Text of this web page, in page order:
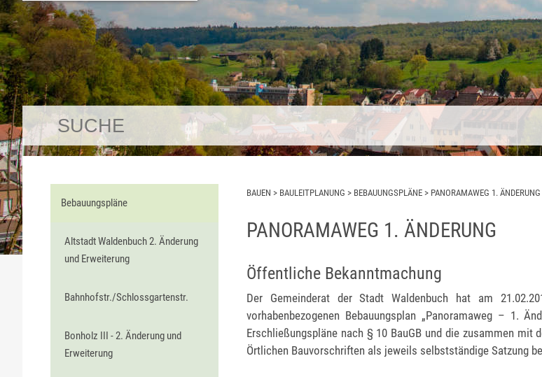
Bebauungspläne
Altstadt Waldenbuch 2. Änderung
und Erweiterung
Bahnhofstr./Schlossgartenstr.
Bonholz III - 2. Änderung und
Erweiterung
BAUEN > BAULEITPLANUNG > BEBAUUNGSPLÄNE > PANORAMAWEG 1. ÄNDERUNG
PANORAMAWEG 1. ÄNDERUNG
Öffentliche Bekanntmachung
Der Gemeinderat der Stadt Waldenbuch hat am
vorhabenbezogenen Bebauungsplan „Panoramaweg – 1.
Erschließungspläne nach § 10 BauGB und die zusammen mit
Örtlichen Bauvorschriften als jeweils selbstständige Satzung